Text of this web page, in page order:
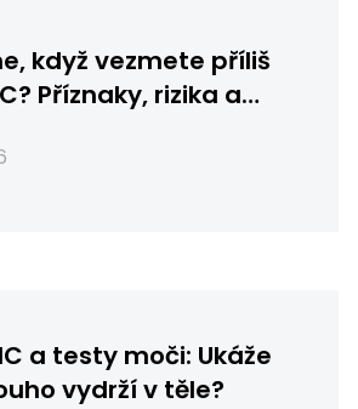
když vezmete příliš
Příznaky, rizika a
a testy moči: Ukáže
vydrží v těle?